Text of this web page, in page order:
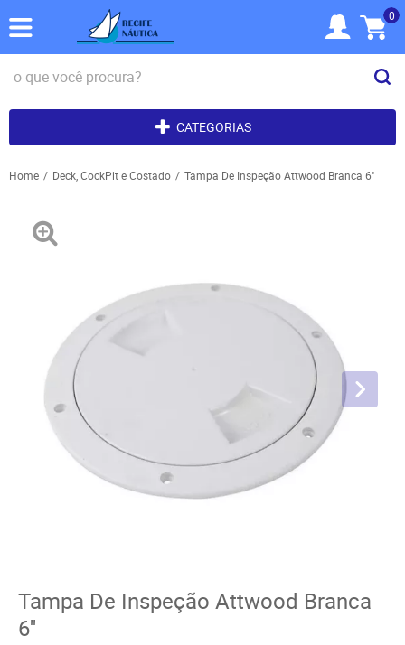
0
CATEGORIAS
Home Deck, CockPit e Costado Tampa De Inspeção Attwood Branca 6''
Tampa De Inspeção Attwood Branca
6''